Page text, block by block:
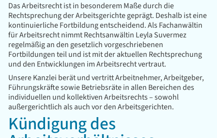
Das Arbeitsrecht ist in besonderem Maße durch die
Rechtsprechung der Arbeitsgerichte geprägt. Deshalb ist eine
kontinuierliche Fortbildung entscheidend. Als Fachanwältin
für Arbeitsrecht nimmt Rechtsanwältin Leyla Suvermez
regelmäßig an den gesetzlich vorgeschriebenen
Fortbildungen teil und ist mit der aktuellen Rechtsprechung
und den Entwicklungen im Arbeitsrecht vertraut.
Unsere Kanzlei berät und vertritt Arbeitnehmer, Arbeitgeber,
Führungskräfte sowie Betriebsräte in allen Bereichen des
individuellen und kollektiven Arbeitsrechts – sowohl
außergerichtlich als auch vor den Arbeitsgerichten.
Kündigung des